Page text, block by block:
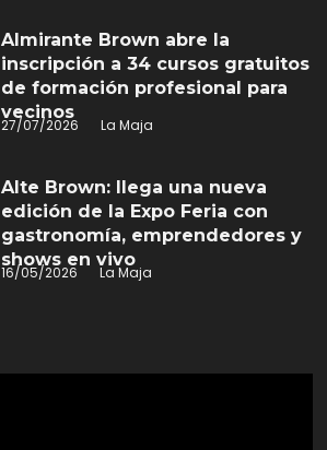
Almirante Brown abre la
inscripción a 34 cursos gratuitos
de formación profesional para
vecinos
27/07/2026 La Maja
Alte Brown: llega una nueva
edición de la Expo Feria con
gastronomía, emprendedores y
shows en vivo
16/05/2026 La Maja